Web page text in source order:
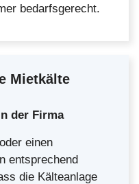
bedarfsgerecht.
Mietkälte
der Firma
einen
entsprechend
die Kälteanlage